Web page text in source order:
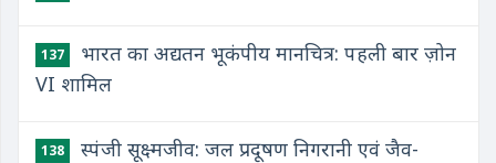
137
भारत का अद्यतन भूकंपीय मानचित्र: पहली बार ज़ोन
VI शामिल
138
स्पंजी सूक्ष्मजीव: जल प्रदूषण निगरानी एवं जैव-